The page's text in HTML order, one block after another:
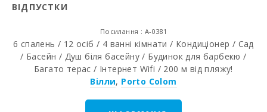
ВІДПУСТКИ
Посилання : A-0381
6 спалень / 12 осіб / 4 ванні кімнати / Кондиціонер / Сад
/ Басейн / Душ біля басейну / Будинок для барбекю /
Багато терас / Інтернет Wifi / 200 м від пляжу!
Вілли, Porto Colom